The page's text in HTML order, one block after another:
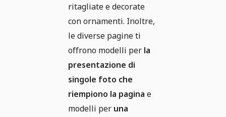
ritagliate e decorate
con ornamenti. Inoltre,
le diverse pagine ti
offrono modelli per la
presentazione di
singole foto che
riempiono la pagina e
modelli per una